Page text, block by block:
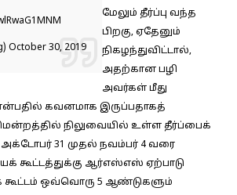
October 30, 2019
மேலும் தீர்ப்பு வந்த
பிறகு, ஏதேனும்
நிகழந்துவிட்டால்,
அதற்கான பழி
அவர்கள் மீது
என்பதில் கவனமாக இருப்பதாகத்
நிலுவையில் உள்ள தீர்ப்பைக்
31 முதல் நவம்பர் 4 வரை
கூட்டத்துக்கு ஆர்எஸ்எஸ் ஏற்பாடு
கூட்டம் ஒவ்வொரு 5 ஆண்டுகளும்